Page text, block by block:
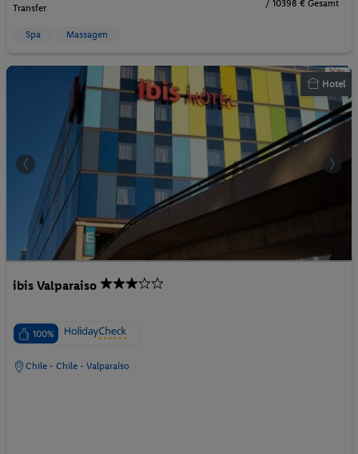
Transfer / 10398 € Gesamt
Spa Massagen
Hotel
ibis Valparaiso
100%
Chile - Chile - Valparaíso